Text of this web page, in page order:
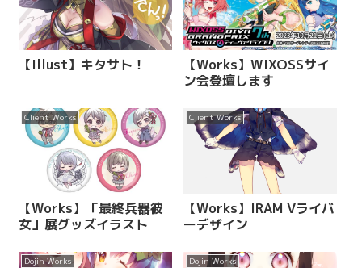
【Illust】キタサト！
【Works】WIXOSSサイ
ン会登壇します
Client Works
【Works】「最終兵器彼
女」展グッズイラスト
Client Works
【Works】IRAM Vライバ
ーデザイン
Dojin Works Dojin Works